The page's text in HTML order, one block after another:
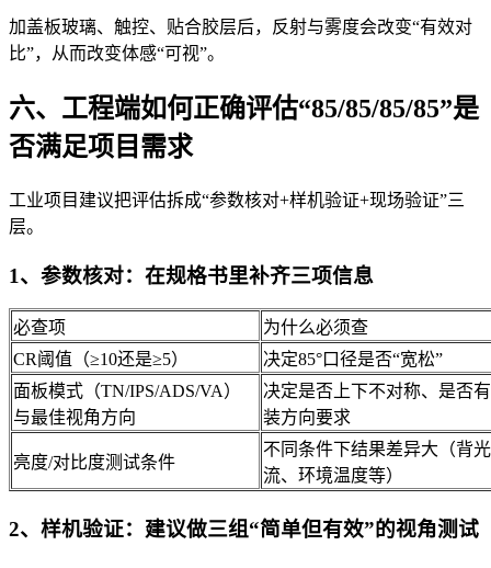
加盖板玻璃、触控、贴合胶层后，反射与雾度会改变“有效对
比”，从而改变体感“可视”。
六、工程端如何正确评估“85/85/85/85”是
否满足项目需求
工业项目建议把评估拆成“参数核对+样机验证+现场验证”三
层。
1、参数核对：在规格书里补齐三项信息
必查项
为什么必须查
CR阈值（≥10还是≥5）
决定85°口径是否“宽松”
面板模式（TN/IPS/ADS/VA）
与最佳视角方向
决定是否上下不对称、是否
装方向要求
亮度/对比度测试条件
不同条件下结果差异大（背
流、环境温度等）
2、样机验证：建议做三组“简单但有效”的视角测试